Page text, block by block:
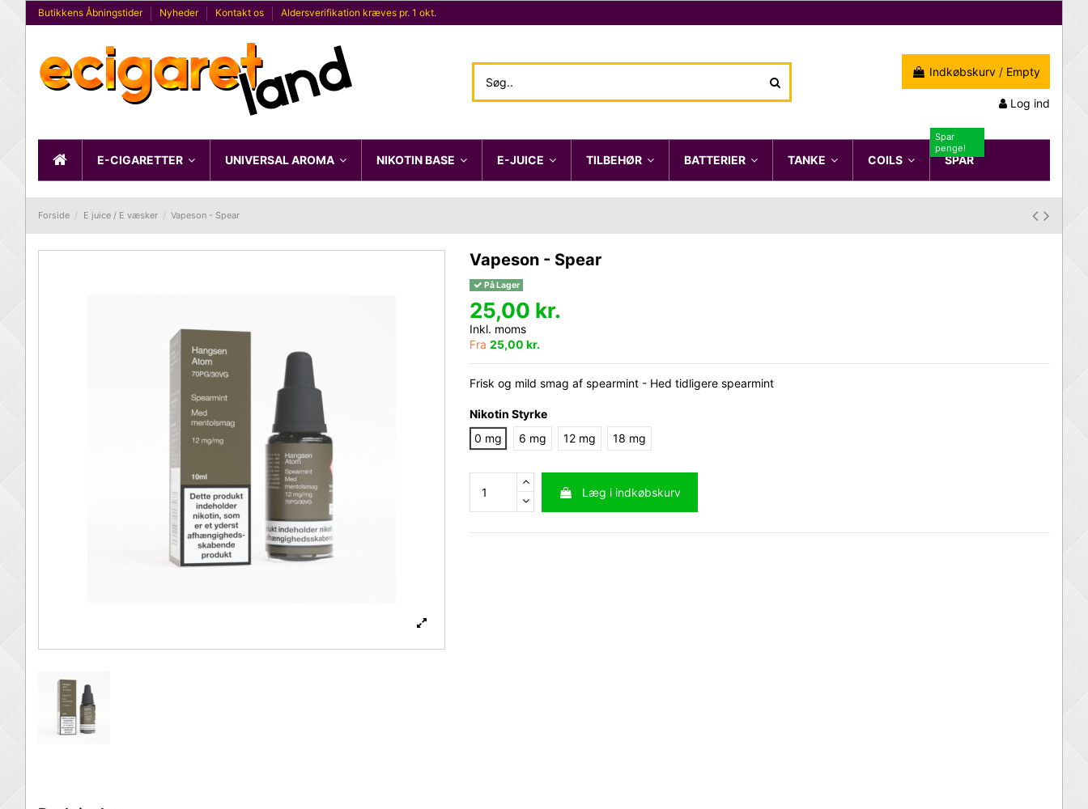
Butikkens Åbningstider Nyheder Kontakt os Aldersverifikation kræves pr. 1 okt.
Indkøbskurv / Empty
Log ind
E-CIGARETTER UNIVERSAL AROMA NIKOTIN BASE E-JUICE TILBEHØR BATTERIER TANKE COILS SPAR
Spar
penge!
Forside E juice / E væsker Vapeson - Spear
Vapeson - Spear
På Lager
25,00 kr.
Inkl. moms
Fra25,00 kr.
Frisk og mild smag af spearmint - Hed tidligere spearmint
Nikotin Styrke
0 mg
6 mg 12 mg 18 mg
Læg i indkøbskurv